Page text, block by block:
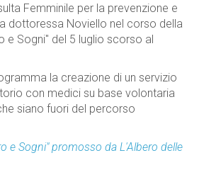
Femminile per la prevenzione e
dottoressa Noviello nel corso della
e Sogni" del 5 luglio scorso al
la creazione di un servizio
con medici su base volontaria
siano fuori del percorso
e Sogni" promosso da L'Albero delle